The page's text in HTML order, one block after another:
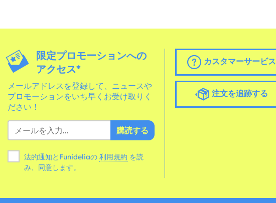
限定プロモーションへの
アクセス*
メールアドレスを登録して、ニュースや
プロモーションをいち早くお受け取りく
ださい！
購読する
法的通知とFunideliaの 利用規約
み、同意します。
カスタマーサービス
注文を追跡する